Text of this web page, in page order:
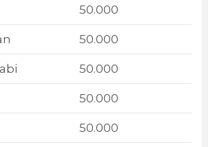
50.000
50.000
50.000
50.000
50.000